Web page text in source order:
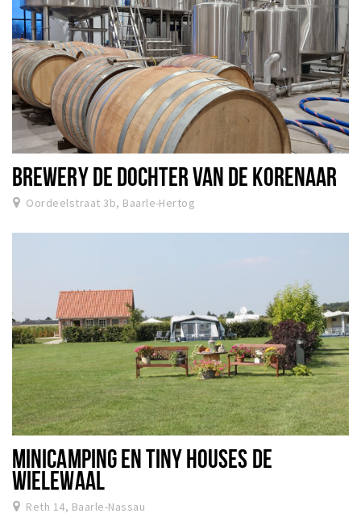
BREWERY DE DOCHTER VAN DE KORENAAR
Oordeelstraat 3b, Baarle-Hertog
MINICAMPING EN TINY HOUSES DE
WIELEWAAL
Reth 14, Baarle-Nassau